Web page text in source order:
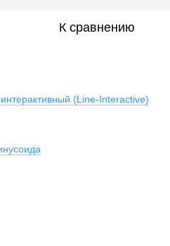
К сравнению
(Line-Interactive)